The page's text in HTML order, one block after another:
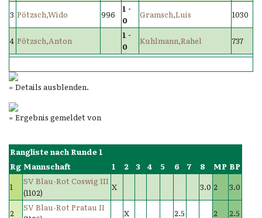
3 Pötzsch,Wido 996
1 -
0
Gramsch,Luis 1030
4 Pötzsch,Anton
1 -
0
Kuhlmann,Rahel 737
= Details ausblenden.
= Ergebnis gemeldet von
Rangliste nach Runde 1
Rg Mannschaft 1 2 3 4 5 6 7 8 MP BP
1
SV Blau-Rot Coswig III
(1102)
X 3.0 2 3.0
2
SV Blau-Rot Pratau II
X 2.5 2 2.5